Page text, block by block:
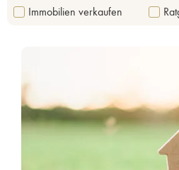
Immobilien verkaufen